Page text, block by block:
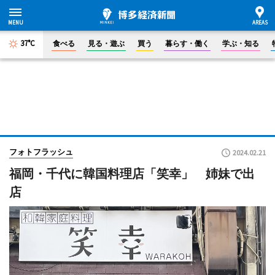
37°C 食べる 見る・遊ぶ 買う 暮らす・働く 学ぶ・知る
フォトフラッシュ 2024.02.21
福岡・千代に韓国料理店「笑幸」 姉妹で出
店